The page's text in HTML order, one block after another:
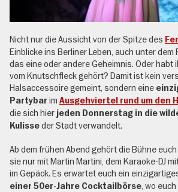
Nicht nur die Aussicht von der Spitze des
Einblicke ins Berliner Leben, auch unter
das eine oder andere Geheimnis. Oder habt
vom Knutschfleck gehört? Damit ist kein
Halsaccessoire gemeint, sondern eine
Partybar im Ausgehviertel rund um den
die sich hier jeden Donnerstag in die
Kulisseder Stadt verwandelt.
Ab dem frühen Abend gehört die Bühne
sie nur mit Martin Martini, dem Karaoke-DJ
im Gepäck. Es erwartet euch ein
einer 50er-Jahre Cocktailbörse, wo